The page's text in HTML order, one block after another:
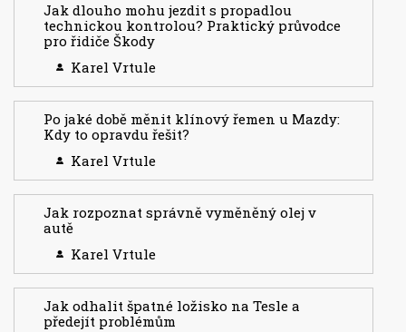
Jak dlouho mohu jezdit s propadlou
technickou kontrolou? Praktický průvodce
pro řidiče Škody
Karel Vrtule
Po jaké době měnit klínový řemen u Mazdy:
Kdy to opravdu řešit?
Karel Vrtule
Jak rozpoznat správně vyměněný olej v
autě
Karel Vrtule
Jak odhalit špatné ložisko na Tesle a
předejít problémům